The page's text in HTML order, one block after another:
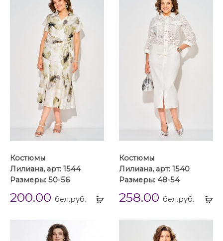
Выбрать
Костюмы
Лилиана, арт: 1544
Размеры: 50-56
200.00 бел.руб.
Костюмы
Лилиана, арт: 1540
Размеры: 48-54
258.00 бел.руб.